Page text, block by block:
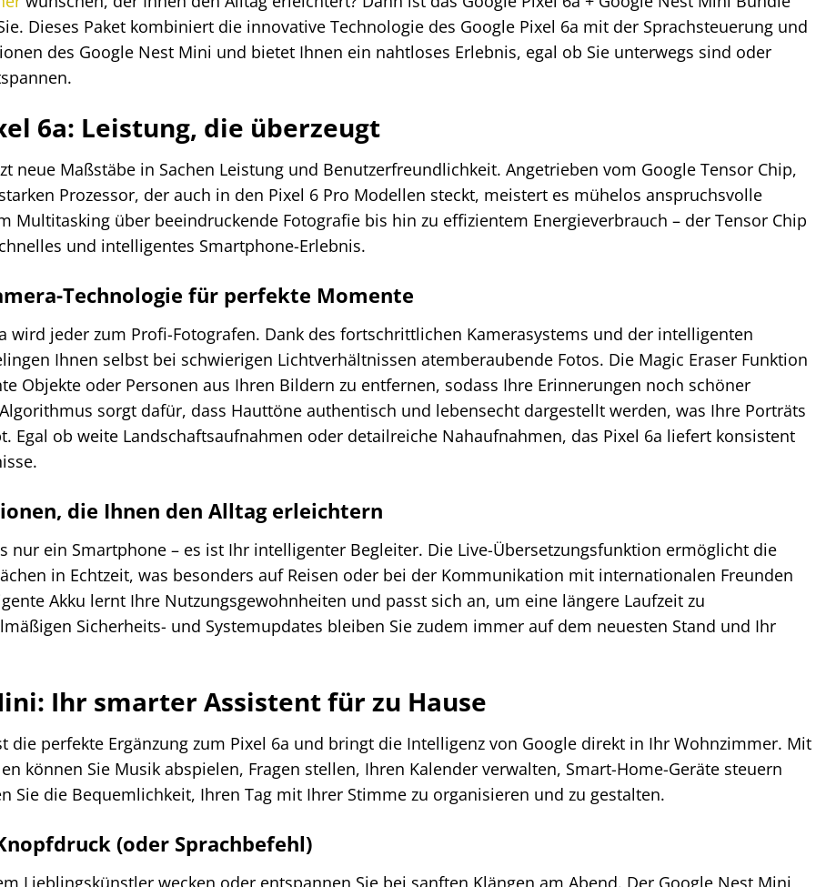
Dieses Paket kombiniert die innovative Technologie des Google Pixel 6a mit der Sprachsteuerung und
des Google Nest Mini und bietet Ihnen ein nahtloses Erlebnis, egal ob Sie unterwegs sind oder
6a: Leistung, die überzeugt
neue Maßstäbe in Sachen Leistung und Benutzerfreundlichkeit. Angetrieben vom Google Tensor Chip,
Prozessor, der auch in den Pixel 6 Pro Modellen steckt, meistert es mühelos anspruchsvolle
Multitasking über beeindruckende Fotografie bis hin zu effizientem Energieverbrauch – der Tensor Chip
und intelligentes Smartphone-Erlebnis.
Technologie für perfekte Momente
wird jeder zum Profi-Fotografen. Dank des fortschrittlichen Kamerasystems und der intelligenten
Ihnen selbst bei schwierigen Lichtverhältnissen atemberaubende Fotos. Die Magic Eraser Funktion
Objekte oder Personen aus Ihren Bildern zu entfernen, sodass Ihre Erinnerungen noch schöner
sorgt dafür, dass Hauttöne authentisch und lebensecht dargestellt werden, was Ihre Porträts
Egal ob weite Landschaftsaufnahmen oder detailreiche Nahaufnahmen, das Pixel 6a liefert konsistent
die Ihnen den Alltag erleichtern
nur ein Smartphone – es ist Ihr intelligenter Begleiter. Die Live-Übersetzungsfunktion ermöglicht die
in Echtzeit, was besonders auf Reisen oder bei der Kommunikation mit internationalen Freunden
Akku lernt Ihre Nutzungsgewohnheiten und passt sich an, um eine längere Laufzeit zu
Sicherheits- und Systemupdates bleiben Sie zudem immer auf dem neuesten Stand und Ihr
Ihr smarter Assistent für zu Hause
die perfekte Ergänzung zum Pixel 6a und bringt die Intelligenz von Google direkt in Ihr Wohnzimmer. Mit
können Sie Musik abspielen, Fragen stellen, Ihren Kalender verwalten, Smart-Home-Geräte steuern
Sie die Bequemlichkeit, Ihren Tag mit Ihrer Stimme zu organisieren und zu gestalten.
(oder Sprachbefehl)
Lieblingskünstler wecken oder entspannen Sie bei sanften Klängen am Abend. Der Google Nest Mini